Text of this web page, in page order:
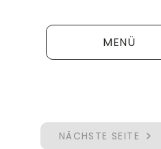
MENÜ
NÄCHSTE SEITE